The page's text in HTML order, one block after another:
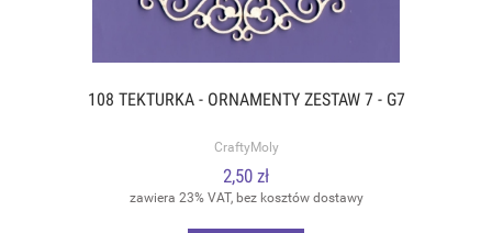
108 TEKTURKA - ORNAMENTY ZESTAW 7 - G7
CraftyMoly
2,50 zł
zawiera 23% VAT, bez kosztów dostawy